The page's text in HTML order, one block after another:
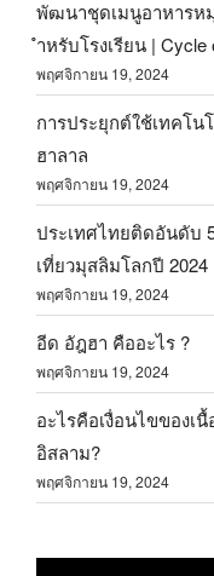
พัฒนาชุดเมนูอาหารห
ำหรับโรงเรียน | Cycle
พฤศจิกายน 19, 2024
การประยุกต์ใช้เทคโน
ฮาลาล
พฤศจิกายน 19, 2024
ประเทศไทยติดอันดับ
เที่ยวมุสลิมโลกปี 2024
พฤศจิกายน 19, 2024
อีด อัฎฮา คืออะไร ?
พฤศจิกายน 19, 2024
อะไรคือเงื่อนไขของเ
อิสลาม?
พฤศจิกายน 19, 2024